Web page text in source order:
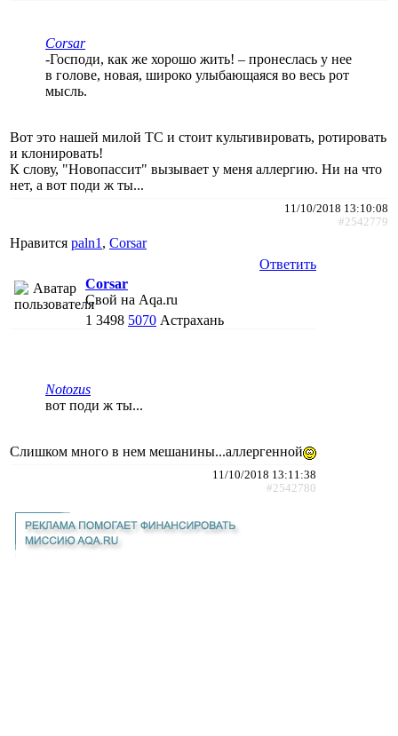
Corsar
-Господи, как же хорошо жить! – пронеслась у нее
в голове, новая, широко улыбающаяся во весь рот
мысль.
Вот это нашей милой ТС и стоит культивировать, ротировать
и клонировать!
К слову, "Новопассит" вызывает у меня аллергию. Ни на что
нет, а вот поди ж ты...
11/10/2018 13:10:08
#2542779
Нравится paln1 , Corsar
Ответить
Corsar
Свой на Aqa.ru
1 3498 5070 Астрахань
Notozus
вот поди ж ты...
Слишком много в нем мешанины...аллергенной
11/10/2018 13:11:38
#2542780